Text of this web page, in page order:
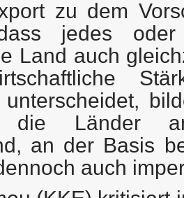
zu dem
jedes oder
Land auch
unterscheidet,
die
an der Basis
auch